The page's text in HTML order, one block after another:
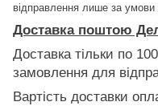
відправлення лише за умови
Доставка поштою
Доставка тільки по
замовлення для
Вартість доставки